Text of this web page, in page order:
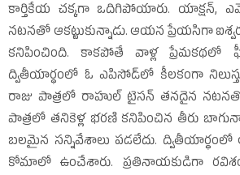
కార్తికేయ చక్కగా ఒదిగిపోయారు. యాక్షన్‌,
నటనతో ఆకట్టుకున్నాడు. ఆయన ప్రేయసిగా
కనిపించింది. కాకపోతే వాళ్ల ప్రేమకథలో
ద్వితీయార్ధంలో ఓ ఎపిసోడ్‌లో కీలకంగా
రాజు పాత్రలో రాహుల్‌ టైసన్‌ తనదైన నటనతో
పాత్రలో తనికెళ్ల భరణి కనిపించిన తీరు
బలమైన సన్నివేశాలు పడలేదు. ద్వితీయార్ధంలో
కోమాలో ఉంచేశారు. ప్రతినాయకుడిగా